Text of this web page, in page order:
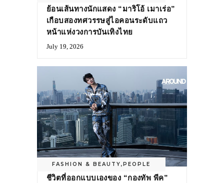
ย้อนเส้นทางนักแสดง “มาริโอ้ เมาเร่อ”
เกือบสองทศวรรษสู่ไอคอนระดับแถว
หน้าแห่งวงการบันเทิงไทย
July 19, 2026
FASHION & BEAUTY, PEOPLE
ชีวิตที่ออกแบบเองของ “กองทัพ พีค”